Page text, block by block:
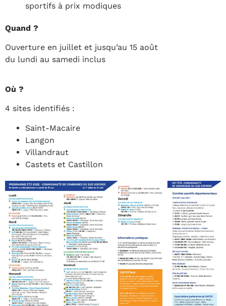
sportifs à prix modiques
Quand ?
Ouverture en juillet et jusqu’au 15 août
du lundi au samedi inclus
Où ?
4 sites identifiés :
Saint-Macaire
Langon
Villandraut
Castets et Castillon